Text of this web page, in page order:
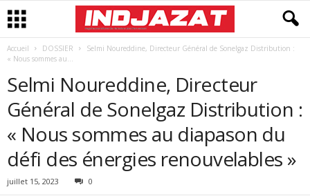
Accueil DOSSIER
Selmi Noureddine, Directeur Général de Sonelgaz Distribution :
« Nous sommes au...
Selmi Noureddine, Directeur
Général de Sonelgaz Distribution :
« Nous sommes au diapason du
défi des énergies renouvelables »
juillet 15, 2023 0